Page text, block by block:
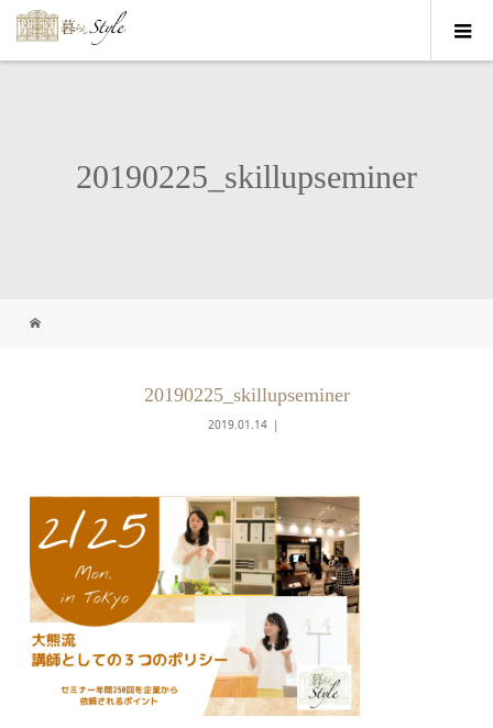
20190225_skillupseminer
20190225_skillupseminer
2019.01.14